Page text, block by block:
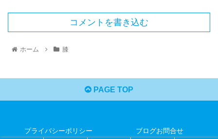
コメントを書き込む
ホーム 膝
PAGE TOP
プライバシーポリシー ブログお問合せ